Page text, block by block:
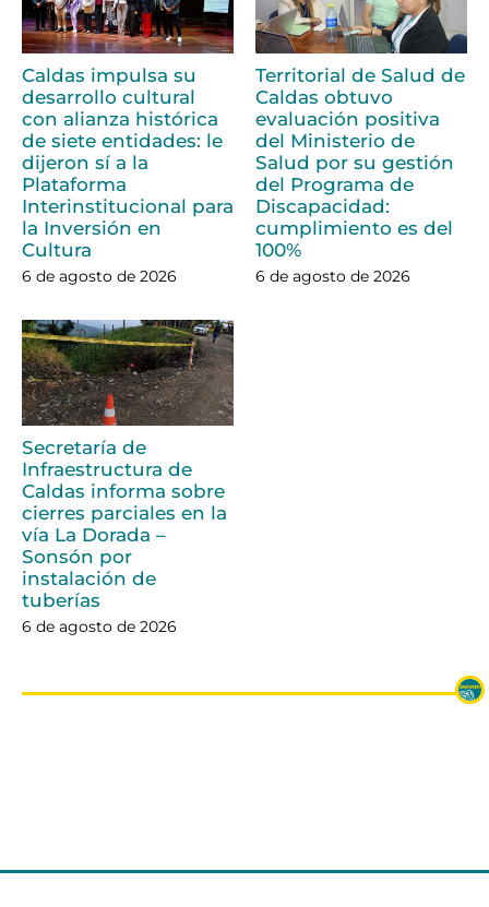
Caldas impulsa su
desarrollo cultural
con alianza histórica
de siete entidades: le
dijeron sí a la
Plataforma
Interinstitucional para
la Inversión en
Cultura
6 de agosto de 2026
Territorial de Salud de
Caldas obtuvo
evaluación positiva
del Ministerio de
Salud por su gestión
del Programa de
Discapacidad:
cumplimiento es del
100%
6 de agosto de 2026
Secretaría de
Infraestructura de
Caldas informa sobre
cierres parciales en la
vía La Dorada –
Sonsón por
instalación de
tuberías
6 de agosto de 2026